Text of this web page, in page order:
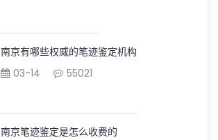
南京有哪些权威的笔迹鉴定机构
03-14
55021
南京笔迹鉴定是怎么收费的